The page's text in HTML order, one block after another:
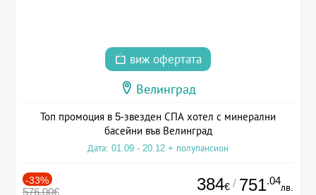
виж офертата
Велинград
Топ промоция в 5-звезден СПА хотел с минерални
басейни във Велинград
Дата: 01.09 - 20.12 + полупансион
-33%
576.00€ 384€ / 751.04
лв.